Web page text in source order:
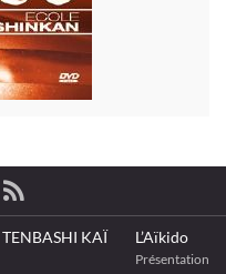
KAÏ L’Aïkido
Présentation